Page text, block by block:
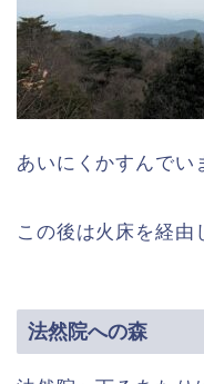
あいにくかすんでい
この後は火床を経由
法然院への森